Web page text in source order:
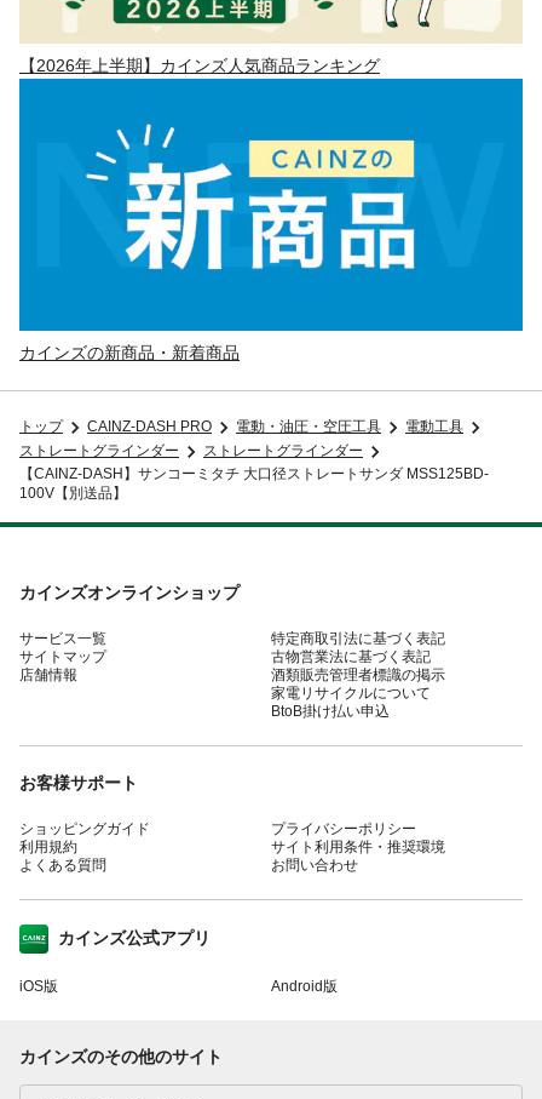
【2026年上半期】カインズ人気商品ランキング
カインズの新商品・新着商品
トップ CAINZ-DASH PRO 電動・油圧・空圧工具
電動工具
ストレートグラインダー
ストレートグラインダー
【CAINZ-DASH】サンコーミタチ 大口径ストレートサンダ MSS125BD-
100V【別送品】
カインズオンラインショップ
サービス一覧
サイトマップ
店舗情報
特定商取引法に基づく表記
古物営業法に基づく表記
酒類販売管理者標識の掲示
家電リサイクルについて
BtoB掛け払い申込
お客様サポート
ショッピングガイド
利用規約
よくある質問
プライバシーポリシー
サイト利用条件・推奨環境
お問い合わせ
カインズ公式アプリ
iOS版 Android版
カインズのその他のサイト